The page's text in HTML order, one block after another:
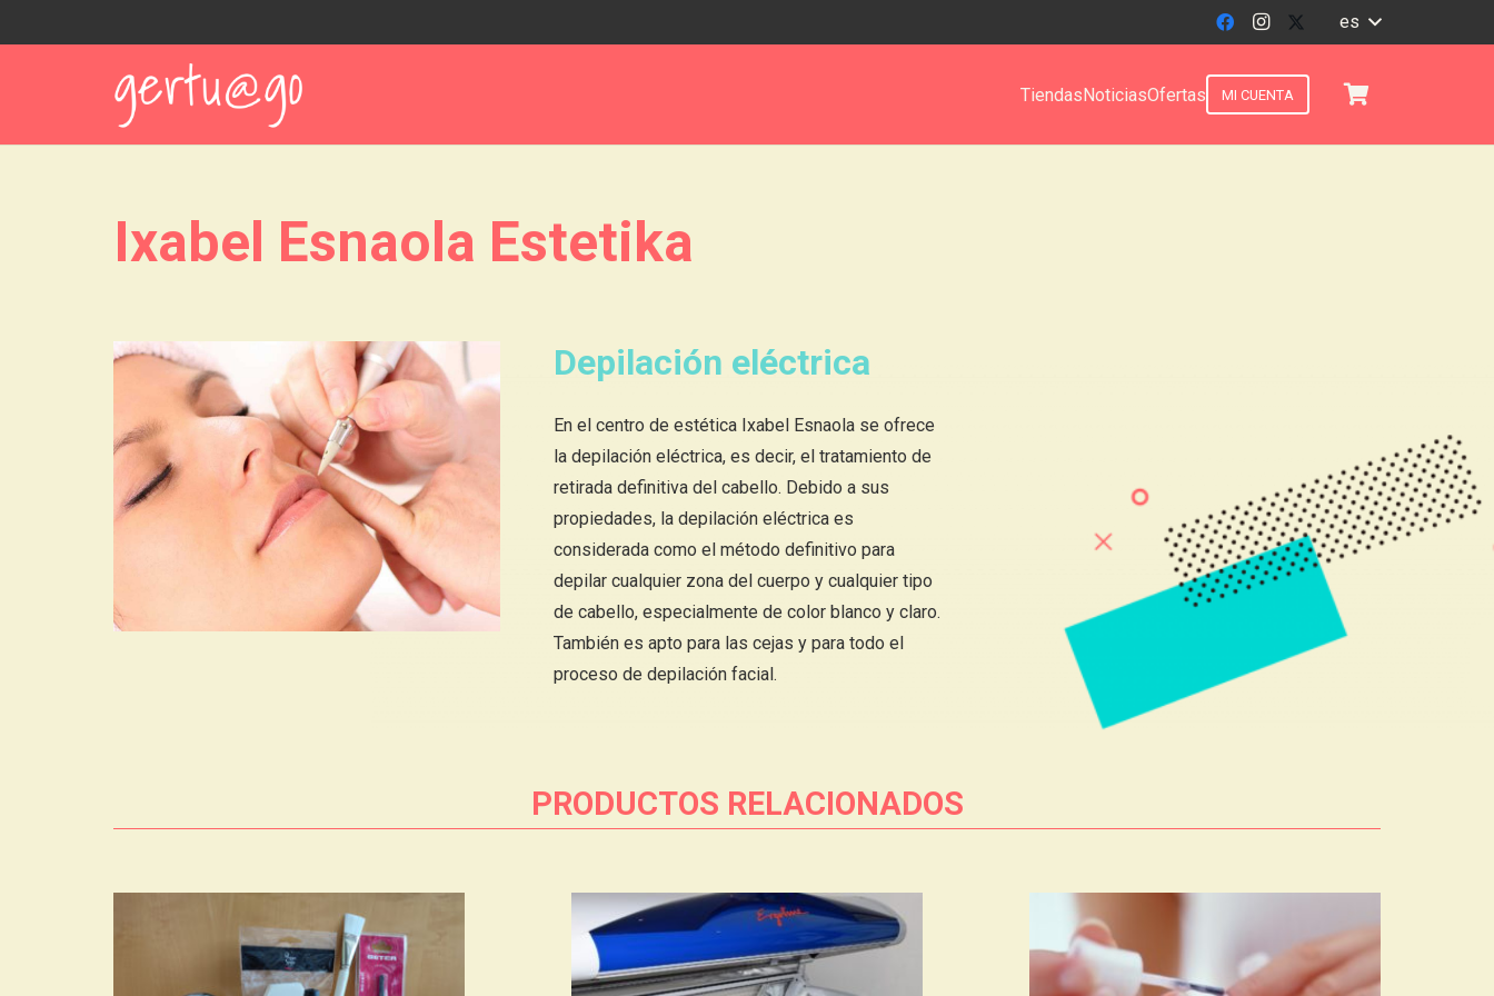
es
TiendasNoticiasOfertas MI CUENTA
Ixabel Esnaola Estetika
Depilación eléctrica
En el centro de estética Ixabel Esnaola se ofrece
la depilación eléctrica, es decir, el tratamiento de
retirada definitiva del cabello. Debido a sus
propiedades, la depilación eléctrica es
considerada como el método definitivo para
depilar cualquier zona del cuerpo y cualquier tipo
de cabello, especialmente de color blanco y claro.
También es apto para las cejas y para todo el
proceso de depilación facial.
PRODUCTOS RELACIONADOS